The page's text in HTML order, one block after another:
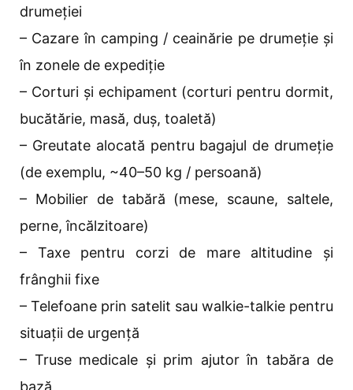
drumeției
– Cazare în camping / ceainărie pe drumeție și
în zonele de expediție
– Corturi și echipament (corturi pentru dormit,
bucătărie, masă, duș, toaletă)
– Greutate alocată pentru bagajul de drumeție
(de exemplu, ~40–50 kg / persoană)
– Mobilier de tabără (mese, scaune, saltele,
perne, încălzitoare)
– Taxe pentru corzi de mare altitudine și
frânghii fixe
– Telefoane prin satelit sau walkie-talkie pentru
situații de urgență
– Truse medicale și prim ajutor în tabăra de
bază